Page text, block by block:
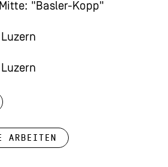
"Basler-Kopp"
Arbeiten